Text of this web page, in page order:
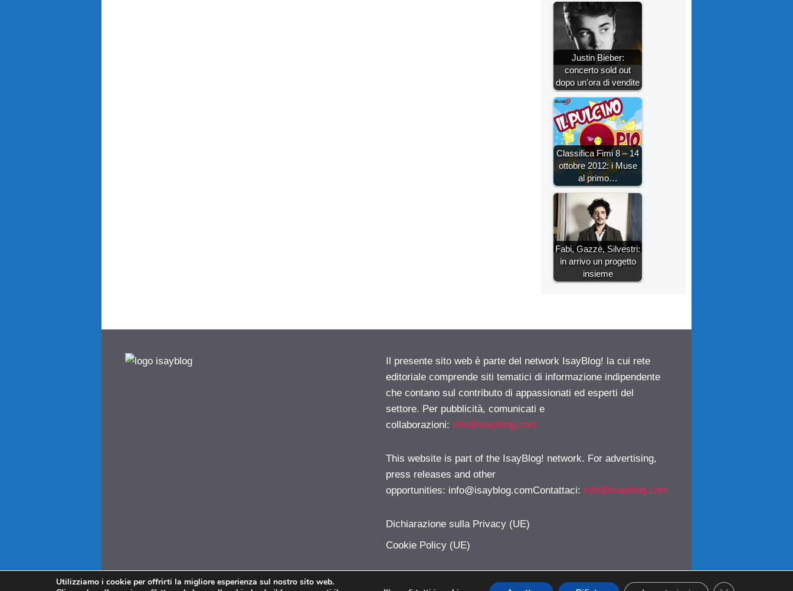
Justin Bieber:
concerto sold out
dopo un'ora di vendite
Classifica Fimi 8 – 14
ottobre 2012: i Muse
al primo…
Fabi, Gazzè, Silvestri:
in arrivo un progetto
insieme
Il presente sito web è parte del network IsayBlog! la cui rete
editoriale comprende siti tematici di informazione indipendente
che contano sul contributo di appassionati ed esperti del
settore. Per pubblicità, comunicati e
collaborazioni: info@isayblog.com
This website is part of the IsayBlog! network. For advertising,
press releases and other
opportunities: info@isayblog.comContattaci: info@isayblog.com
Dichiarazione sulla Privacy (UE)
Cookie Policy (UE)
Utilizziamo i cookie per offrirti la migliore esperienza sul nostro sito web.